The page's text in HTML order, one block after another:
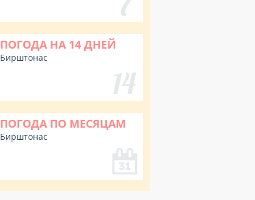
ПОГОДА НА 14 ДНЕЙ
Бирштонас
ПОГОДА ПО МЕСЯЦАМ
Бирштонас